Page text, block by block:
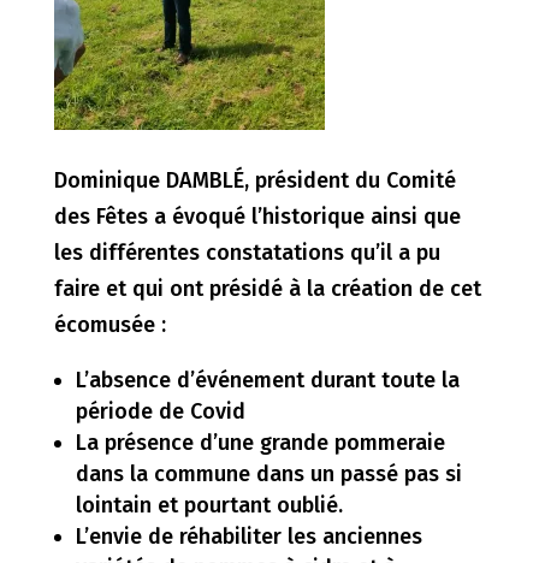
Dominique DAMBLÉ, président du Comité
des Fêtes a évoqué l’historique ainsi que
les différentes constatations qu’il a pu
faire et qui ont présidé à la création de cet
écomusée :
L’absence d’événement durant toute la
période de Covid
La présence d’une grande pommeraie
dans la commune dans un passé pas si
lointain et pourtant oublié.
L’envie de réhabiliter les anciennes